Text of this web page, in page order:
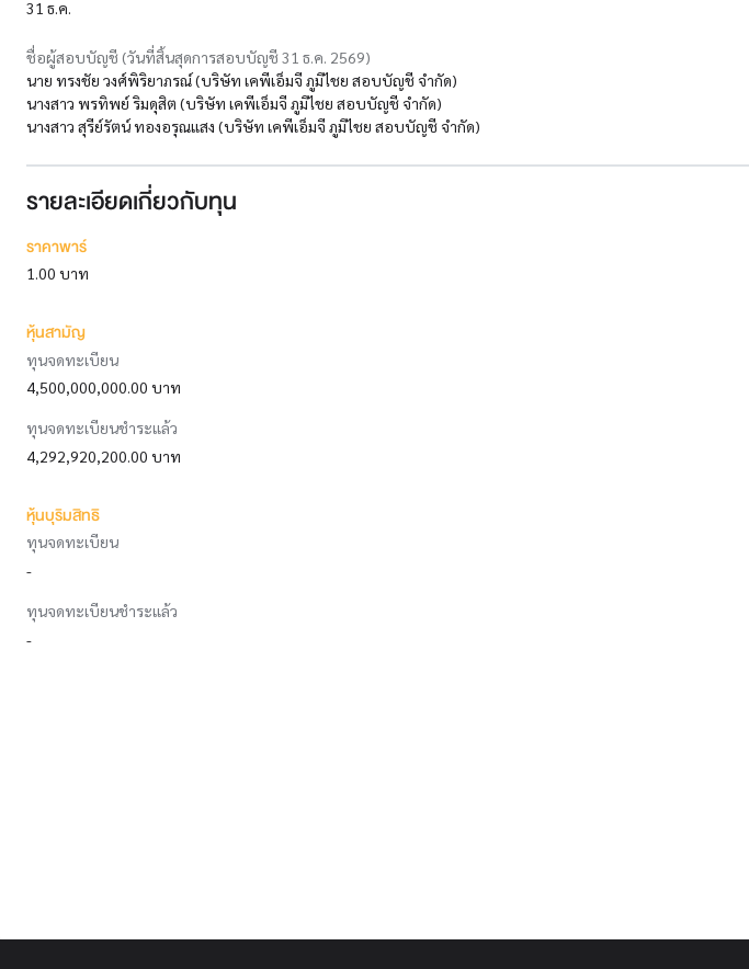
31 ธ.ค.
ชื่อผู้สอบบัญชี (วันที่สิ้นสุดการสอบบัญชี 31 ธ.ค. 2569)
นาย ทรงชัย วงศ์พิริยาภรณ์ (บริษัท เคพีเอ็มจี ภูมิไชย สอบบัญชี จำกัด)
นางสาว พรทิพย์ ริมดุสิต (บริษัท เคพีเอ็มจี ภูมิไชย สอบบัญชี จำกัด)
นางสาว สุรีย์รัตน์ ทองอรุณแสง (บริษัท เคพีเอ็มจี ภูมิไชย สอบบัญชี จำกัด)
รายละเอียดเกี่ยวกับทุน
ราคาพาร์
1.00 บาท
หุ้นสามัญ
ทุนจดทะเบียน
4,500,000,000.00 บาท
ทุนจดทะเบียนชำระแล้ว
4,292,920,200.00 บาท
หุ้นบุริมสิทธิ
ทุนจดทะเบียน
-
ทุนจดทะเบียนชำระแล้ว
-